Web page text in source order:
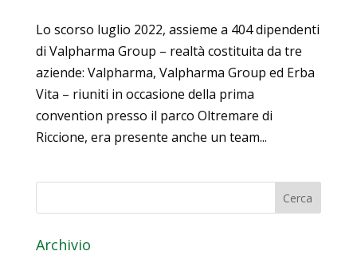
Lo scorso luglio 2022, assieme a 404 dipendenti
di Valpharma Group – realtà costituita da tre
aziende: Valpharma, Valpharma Group ed Erba
Vita – riuniti in occasione della prima
convention presso il parco Oltremare di
Riccione, era presente anche un team...
Archivio